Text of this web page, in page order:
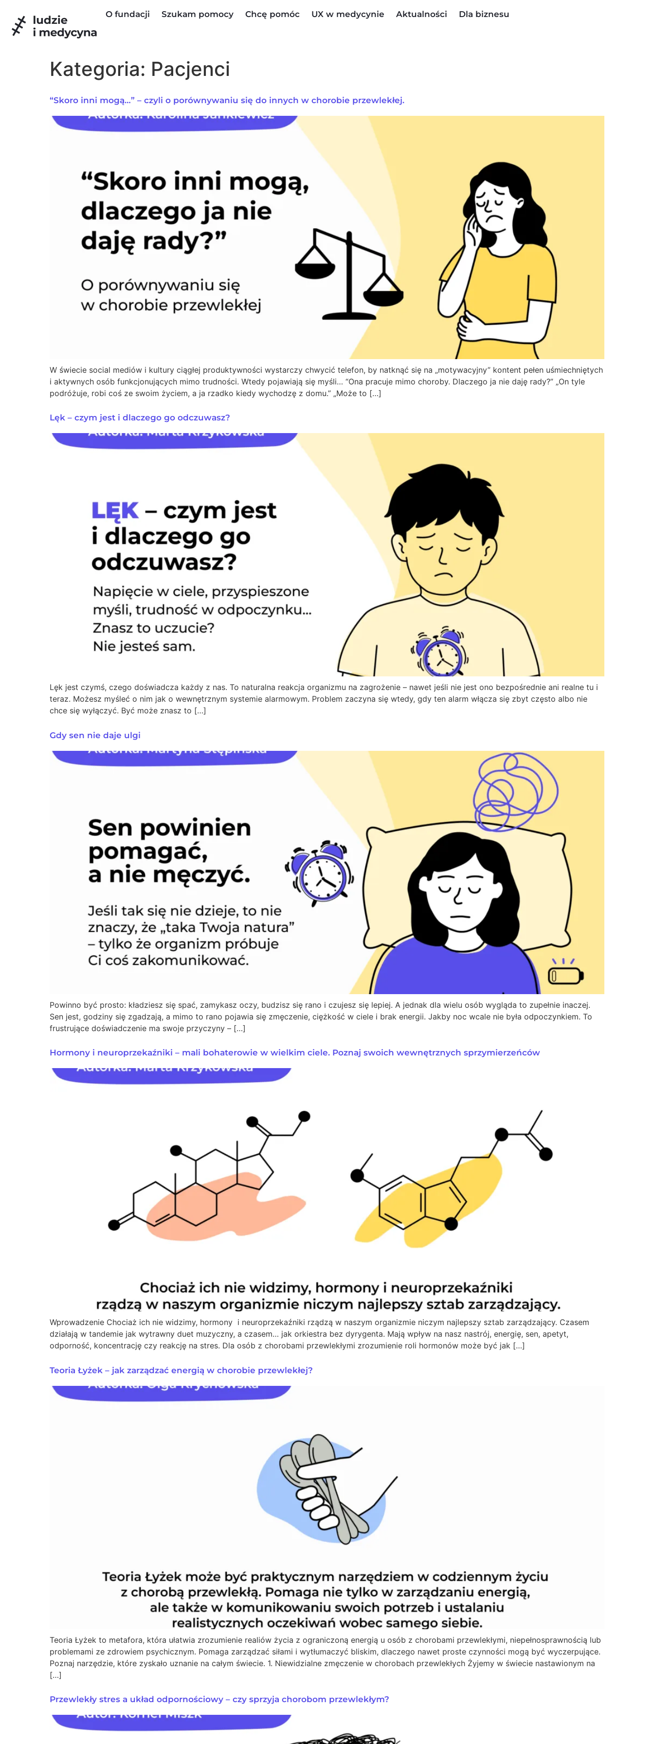
treści
O fundacji Szukam pomocy Chcę pomóc UX w medycynie Aktualności Dla biznesu
Kategoria: Pacjenci
“Skoro inni mogą…” – czyli o porównywaniu się do innych w chorobie przewlekłej.
W świecie social mediów i kultury ciągłej produktywności wystarczy chwycić telefon, by natknąć się na „motywacyjny” kontent pełen uśmiechniętych
i aktywnych osób funkcjonujących mimo trudności. Wtedy pojawiają się myśli… “Ona pracuje mimo choroby. Dlaczego ja nie daję rady?” „On tyle
podróżuje, robi coś ze swoim życiem, a ja rzadko kiedy wychodzę z domu.” „Może to […]
Lęk – czym jest i dlaczego go odczuwasz?
Lęk jest czymś, czego doświadcza każdy z nas. To naturalna reakcja organizmu na zagrożenie – nawet jeśli nie jest ono bezpośrednie ani realne tu i
teraz. Możesz myśleć o nim jak o wewnętrznym systemie alarmowym. Problem zaczyna się wtedy, gdy ten alarm włącza się zbyt często albo nie
chce się wyłączyć. Być może znasz to […]
Gdy sen nie daje ulgi
Powinno być prosto: kładziesz się spać, zamykasz oczy, budzisz się rano i czujesz się lepiej. A jednak dla wielu osób wygląda to zupełnie inaczej.
Sen jest, godziny się zgadzają, a mimo to rano pojawia się zmęczenie, ciężkość w ciele i brak energii. Jakby noc wcale nie była odpoczynkiem. To
frustrujące doświadczenie ma swoje przyczyny – […]
Hormony i neuroprzekaźniki – mali bohaterowie w wielkim ciele. Poznaj swoich wewnętrznych sprzymierzeńców
Wprowadzenie Chociaż ich nie widzimy, hormony i neuroprzekaźniki rządzą w naszym organizmie niczym najlepszy sztab zarządzający. Czasem
działają w tandemie jak wytrawny duet muzyczny, a czasem… jak orkiestra bez dyrygenta. Mają wpływ na nasz nastrój, energię, sen, apetyt,
odporność, koncentrację czy reakcję na stres. Dla osób z chorobami przewlekłymi zrozumienie roli hormonów może być jak […]
Teoria Łyżek – jak zarządzać energią w chorobie przewlekłej?
Teoria Łyżek to metafora, która ułatwia zrozumienie realiów życia z ograniczoną energią u osób z chorobami przewlekłymi, niepełnosprawnością lub
problemami ze zdrowiem psychicznym. Pomaga zarządzać siłami i wytłumaczyć bliskim, dlaczego nawet proste czynności mogą być wyczerpujące.
Poznaj narzędzie, które zyskało uznanie na całym świecie. 1. Niewidzialne zmęczenie w chorobach przewlekłych Żyjemy w świecie nastawionym na
[…]
Przewlekły stres a układ odpornościowy – czy sprzyja chorobom przewlekłym?